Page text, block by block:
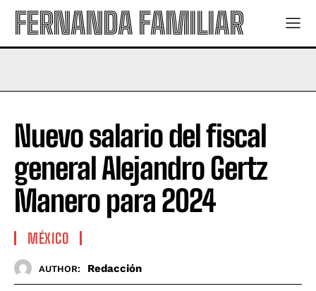
FERNANDA FAMILIAR
Nuevo salario del fiscal
general Alejandro Gertz
Manero para 2024
MÉXICO
AUTHOR: Redacción